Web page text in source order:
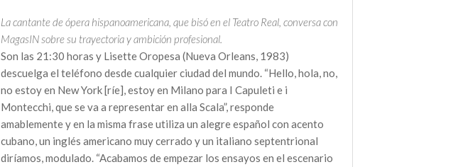
La cantante de ópera hispanoamericana, que bisó en el Teatro Real, conversa con
MagasIN sobre su trayectoria y ambición profesional.
Son las 21:30 horas y Lisette Oropesa (Nueva Orleans, 1983)
descuelga el teléfono desde cualquier ciudad del mundo. “Hello, hola, no,
no estoy en New York [ríe], estoy en Milano para I Capuleti e i
Montecchi, que se va a representar en alla Scala”, responde
amablemente y en la misma frase utiliza un alegre español con acento
cubano, un inglés americano muy cerrado y un italiano septentrional
diríamos, modulado. “Acabamos de empezar los ensayos en el escenario